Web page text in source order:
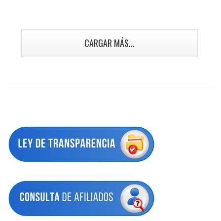
CARGAR MÁS...